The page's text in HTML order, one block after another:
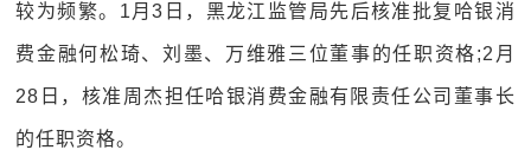
较为频繁。1月3日，黑龙江监管局先后核准批复哈银消
费金融何松琦、刘墨、万维雅三位董事的任职资格;2月
28日，核准周杰担任哈银消费金融有限责任公司董事长
的任职资格。